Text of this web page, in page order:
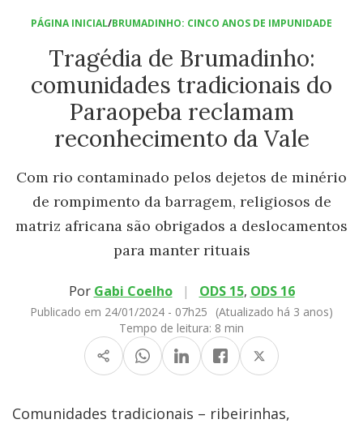
PÁGINA INICIAL/BRUMADINHO: CINCO ANOS DE IMPUNIDADE
Tragédia de Brumadinho:
comunidades tradicionais do
Paraopeba reclamam
reconhecimento da Vale
Com rio contaminado pelos dejetos de minério
de rompimento da barragem, religiosos de
matriz africana são obrigados a deslocamentos
para manter rituais
Por Gabi Coelho | ODS 15, ODS 16
Publicado em 24/01/2024 - 07h25
(Atualizado há 3 anos)
Tempo de leitura: 8 min
Comunidades tradicionais – ribeirinhas,